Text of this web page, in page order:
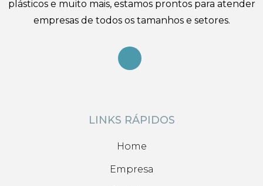
plásticos e muito mais, estamos prontos para atender
empresas de todos os tamanhos e setores.
LINKS RÁPIDOS
Home
Empresa